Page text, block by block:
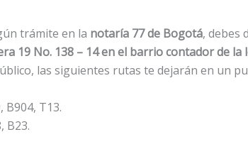
trámite en la notaría 77 de Bogotá, debes
19 No. 138 – 14 en el barrio contador de la
las siguientes rutas te dejarán en un
B904, T13.
B23.